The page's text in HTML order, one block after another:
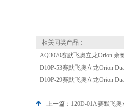
相关同类产品：
AQ3070赛默飞奥立龙Orion 余
D10P-53赛默飞奥立龙Orion
D10P-29赛默飞奥立龙Orion
上一篇： 120D-01A赛默飞奥